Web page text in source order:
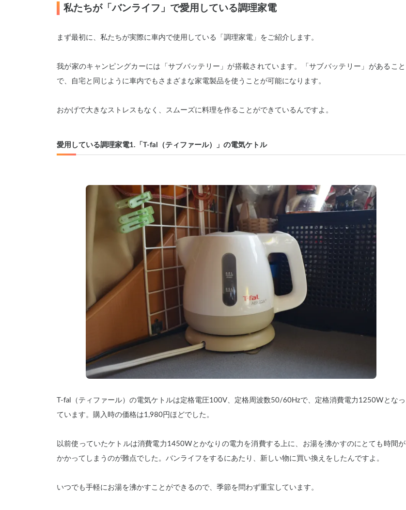
私たちが「バンライフ」で愛用している調理家電
まず最初に、 私たちが実際に車内で使用している「調理家電」をご紹介します。
我が家のキャンピングカーには「サブバッテリー」が搭載されています。「サブバッテリー」があること
で、自宅と同じように車内でもさまざまな家電製品を使うことが可能になります。
おかげで大きなストレスもなく、スムーズに料理を作ることができているんですよ。
愛用している調理家電1.「T-fal（ティファール）」の電気ケトル
T-fal（ティファール）の電気ケトルは定格電圧100V、定格周波数50/60Hzで、定格消費電力1250Wとなっ
ています。購入時の価格は1,980円ほどでした。
以前使っていたケトルは消費電力1450Wとかなりの電力を消費する上に、お湯を沸かすのにとても時間が
かかってしまうのが難点でした。バンライフをするにあたり、新しい物に買い換えをしたんですよ。
いつでも手軽に﻿﻿﻿﻿﻿﻿﻿﻿﻿﻿﻿﻿﻿お湯を沸かすことができるので、季節を問わず重宝しています。